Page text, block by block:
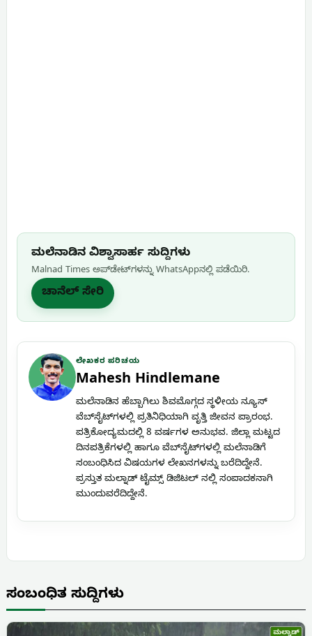
ಮಲೆನಾಡಿನ ವಿಶ್ವಾಸಾರ್ಹ ಸುದ್ದಿಗಳು
Malnad Times ಅಪ್‌ಡೇಟ್‌ಗಳನ್ನು WhatsApp‌ನಲ್ಲಿ ಪಡೆಯಿರಿ.
ಚಾನೆಲ್ ಸೇರಿ
ಲೇಖಕರ ಪರಿಚಯ
Mahesh Hindlemane
ಮಲೆನಾಡಿನ ಹೆಬ್ಬಾಗಿಲು ಶಿವಮೊಗ್ಗದ ಸ್ಥಳೀಯ ನ್ಯೂಸ್
ವೆಬ್‌ಸೈಟ್‌ಗಳಲ್ಲಿ ಪ್ರತಿನಿಧಿಯಾಗಿ ವೃತ್ತಿ ಜೀವನ ಪ್ರಾರಂಭ.
ಪತ್ರಿಕೋದ್ಯಮದಲ್ಲಿ 8 ವರ್ಷಗಳ ಅನುಭವ. ಜಿಲ್ಲಾ ಮಟ್ಟದ
ದಿನಪತ್ರಿಕೆಗಳಲ್ಲಿ ಹಾಗೂ ವೆಬ್‌ಸೈಟ್‌ಗಳಲ್ಲಿ ಮಲೆನಾಡಿಗೆ
ಸಂಬಂಧಿಸಿದ ವಿಷಯಗಳ ಲೇಖನಗಳನ್ನು ಬರೆದಿದ್ದೇನೆ.
ಪ್ರಸ್ತುತ ಮಲ್ನಾಡ್ ಟೈಮ್ಸ್ ಡಿಜಿಟಲ್ ನಲ್ಲಿ ಸಂಪಾದಕನಾಗಿ
ಮುಂದುವರೆದಿದ್ದೇನೆ.
ಸಂಬಂಧಿತ ಸುದ್ದಿಗಳು